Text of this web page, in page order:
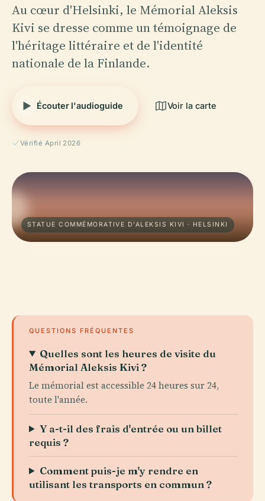
Au cœur d'Helsinki, le Mémorial Aleksis
Kivi se dresse comme un témoignage de
l'héritage littéraire et de l'identité
nationale de la Finlande.
Écouter l'audioguide Voir la carte
Vérifié April 2026
STATUE COMMÉMORATIVE D'ALEKSIS KIVI · HELSINKI
QUESTIONS FRÉQUENTES
Quelles sont les heures de visite du
Mémorial Aleksis Kivi ?
Le mémorial est accessible 24 heures sur 24,
toute l'année.
Y a-t-il des frais d'entrée ou un billet
requis ?
Comment puis-je m'y rendre en
utilisant les transports en commun ?